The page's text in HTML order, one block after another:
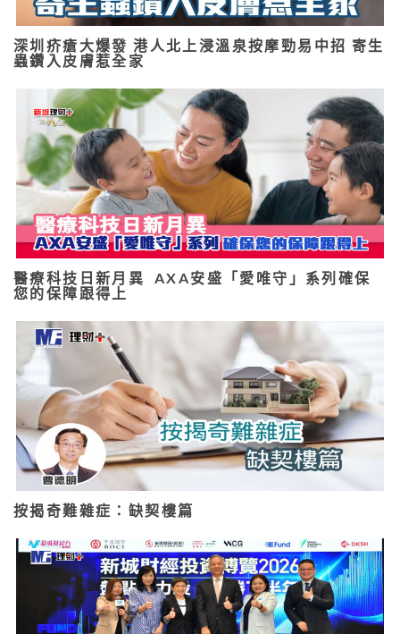
深圳疥瘡大爆發 港人北上浸溫泉按摩勁易中招 寄生
蟲鑽入皮膚惹全家
醫療科技日新月異 AXA安盛「愛唯守」系列確保
您的保障跟得上
按揭奇難雜症：缺契樓篇